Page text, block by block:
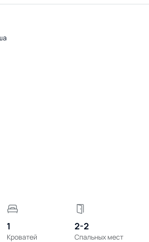
1
Кроватей
2-2
Спальных мест